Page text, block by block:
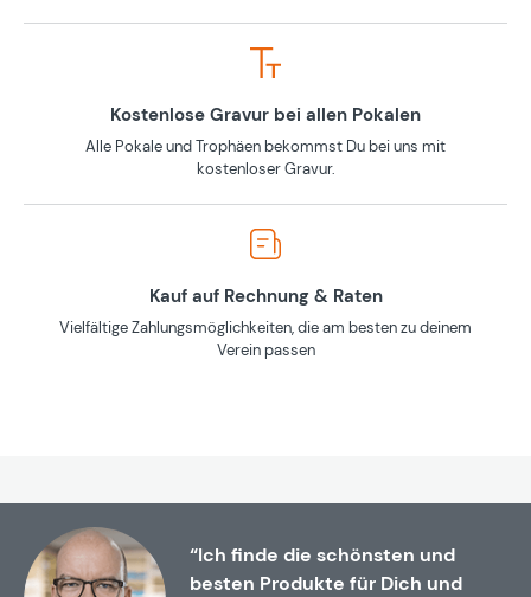
Kostenlose Gravur bei allen Pokalen
Alle Pokale und Trophäen bekommst Du bei uns mit
kostenloser Gravur.
Kauf auf Rechnung & Raten
Vielfältige Zahlungsmöglichkeiten, die am besten zu deinem
Verein passen
“Ich finde die schönsten und
besten Produkte für Dich und